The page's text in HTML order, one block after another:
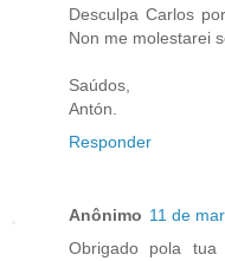
Desculpa Carlos
Non me molestarei
Saúdos,
Antón.
Responder
Anônimo 11 de
Obrigado pola tua